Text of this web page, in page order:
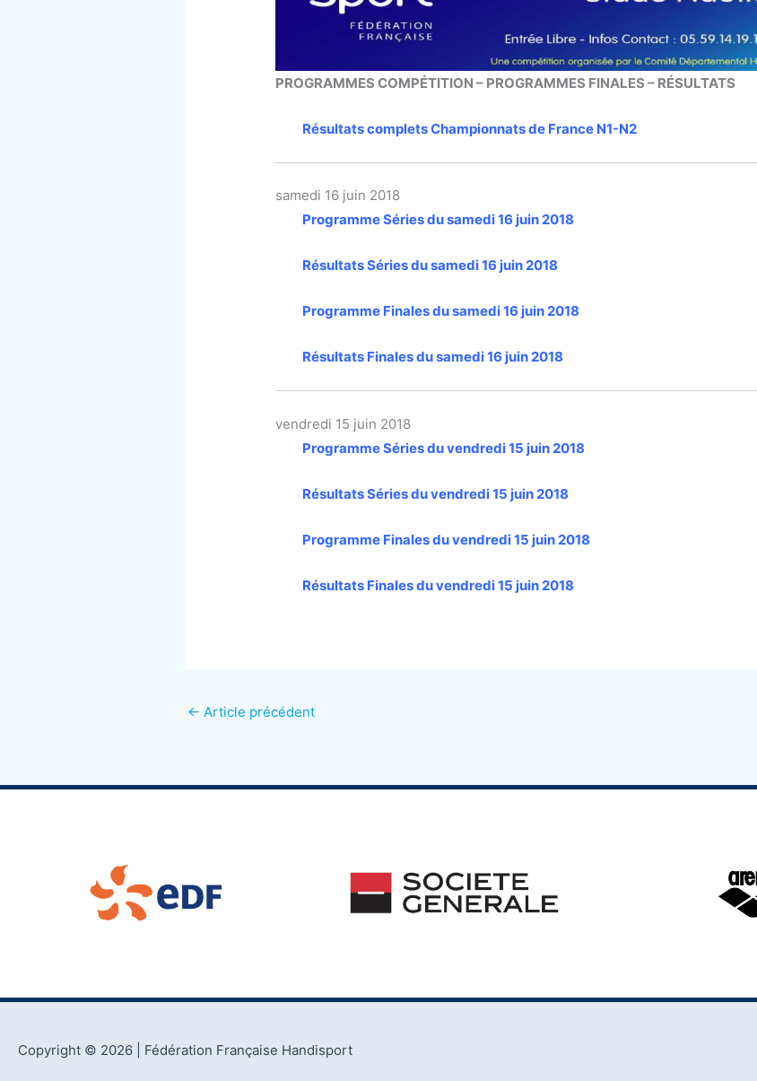
PROGRAMMES COMPÉTITION – PROGRAMMES FINALES – RÉSULTATS
Résultats complets Championnats de France N1-N2
samedi 16 juin 2018
Programme Séries du samedi 16 juin 2018
Résultats Séries du samedi 16 juin 2018
Programme Finales du samedi 16 juin 2018
Résultats Finales du samedi 16 juin 2018
vendredi 15 juin 2018
Programme Séries du vendredi 15 juin 2018
Résultats Séries du vendredi 15 juin 2018
Programme Finales du vendredi 15 juin 2018
Résultats Finales du vendredi 15 juin 2018
← Article précédent
Copyright © 2026 | Fédération Française Handisport